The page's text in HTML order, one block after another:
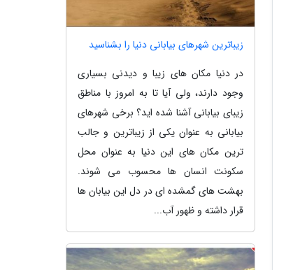
زیباترین شهرهای بیابانی دنیا را بشناسید
در دنیا مکان های زیبا و دیدنی بسیاری
وجود دارند، ولی آیا تا به امروز با مناطق
زیبای بیابانی آشنا شده اید؟ برخی شهرهای
بیابانی به عنوان یکی از زیباترین و جالب
ترین مکان های این دنیا به عنوان محل
سکونت انسان ها محسوب می شوند.
بهشت های گمشده ای در دل این بیابان ها
قرار داشته و ظهور آب...